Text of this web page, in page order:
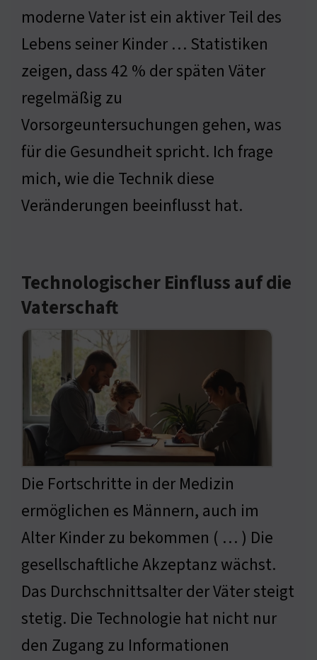
moderne Vater ist ein aktiver Teil des
Lebens seiner Kinder … Statistiken
zeigen, dass 42 % der späten Väter
regelmäßig zu
Vorsorgeuntersuchungen gehen, was
für die Gesundheit spricht. Ich frage
mich, wie die Technik diese
Veränderungen beeinflusst hat.
Technologischer Einfluss auf die
Vaterschaft
Die Fortschritte in der Medizin
ermöglichen es Männern, auch im
Alter Kinder zu bekommen ( … ) Die
gesellschaftliche Akzeptanz wächst.
Das Durchschnittsalter der Väter steigt
stetig. Die Technologie hat nicht nur
den Zugang zu Informationen